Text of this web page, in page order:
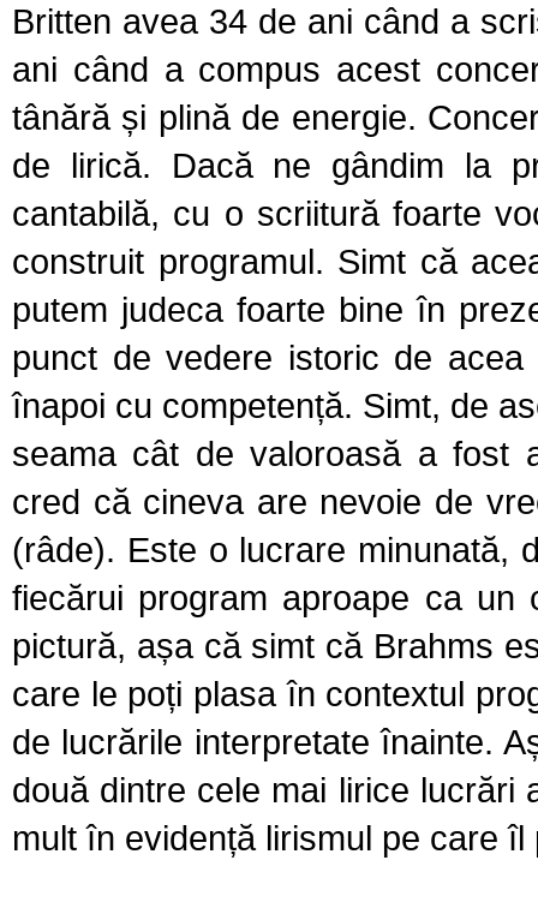
Britten avea 34 de ani când a
ani când a compus acest
tânără și plină de energie.
de lirică. Dacă ne gândim la
cantabilă, cu o scriitură foarte
construit programul. Simt că
putem judeca foarte bine în
punct de vedere istoric de
înapoi cu competență. Simt, de
seama cât de valoroasă a fost
cred că cineva are nevoie de
(râde). Este o lucrare minunată,
fiecărui program aproape ca un
pictură, așa că simt că Brahms
care le poți plasa în contextul
de lucrările interpretate înainte.
două dintre cele mai lirice lucrări
mult în evidență lirismul pe care